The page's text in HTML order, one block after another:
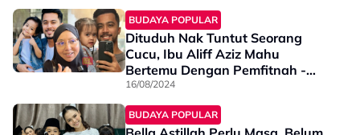
BUDAYA POPULAR
Dituduh Nak Tuntut Seorang
Cucu, Ibu Aliff Aziz Mahu
Bertemu Dengan Pemfitnah -
“Saya Ingin Tahu Dari Mana Dia
Dapat Info Fitnah”
16/08/2024
BUDAYA POPULAR